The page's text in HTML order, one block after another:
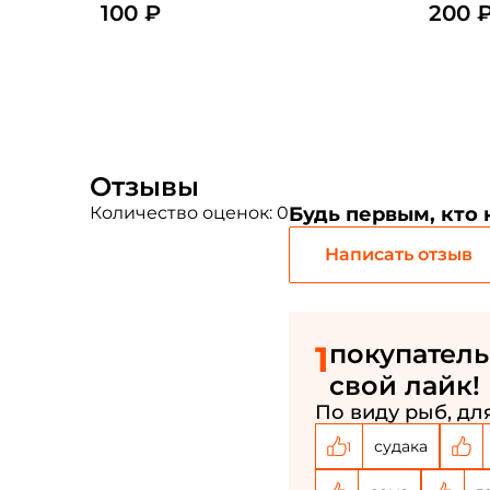
100 ₽
(цвет:
200
Отзывы
Количество оценок: 0Будь первым, кто
Написать отзыв
1
свой лайк!
По виду рыб,
1 судака